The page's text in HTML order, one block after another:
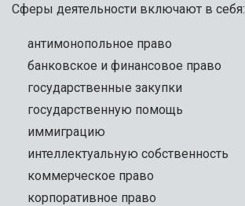
Сферы деятельности включают в себя:
антимонопольное право
банковское и финансовое право
государственные закупки
государственную помощь
иммиграцию
интеллектуальную собственность
коммерческое право
корпоративное право